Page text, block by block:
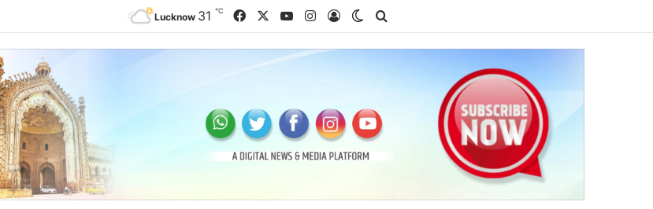
Lucknow 31 ℃ FacebookYouTubeInstagram
Log InSwitch skin